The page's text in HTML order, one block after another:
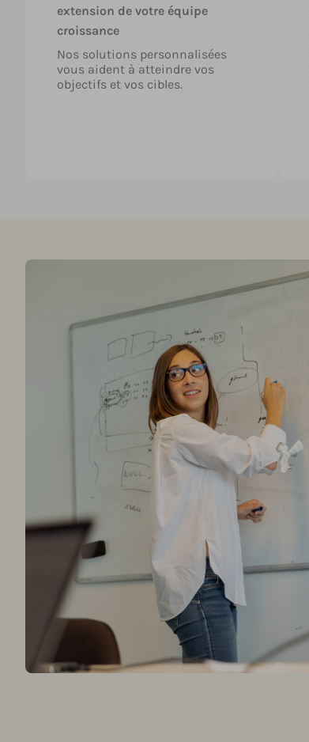
extension de votre équipe
croissance
Nos solutions personnalisées
vous aident à atteindre vos
objectifs et vos cibles.